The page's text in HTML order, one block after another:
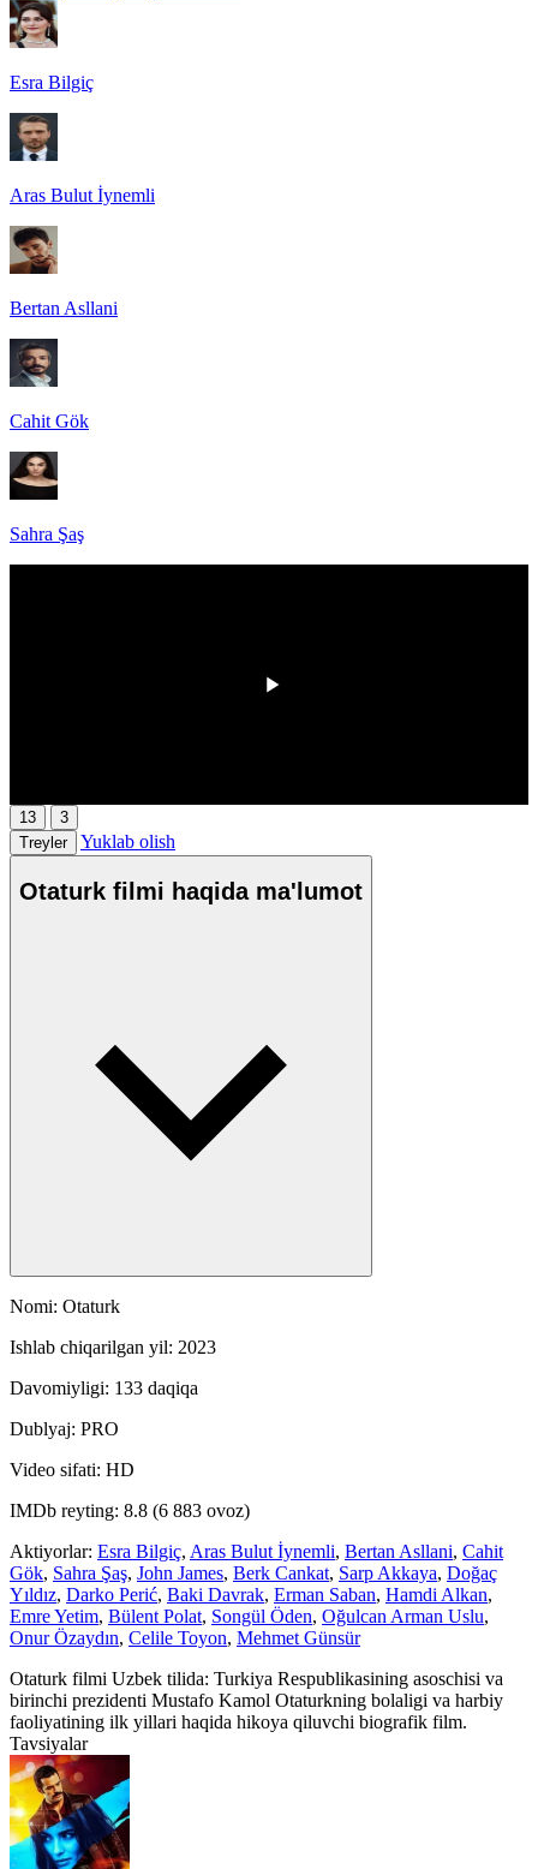
Esra Bilgiç
Aras Bulut İynemli
Bertan Asllani
Cahit Gök
Sahra Şaş
13
3
Treyler
Yuklab olish
Otaturk filmi haqida ma'lumot
Nomi: Otaturk
Ishlab chiqarilgan yil: 2023
Davomiyligi: 133 daqiqa
Dublyaj: PRO
Video sifati: HD
IMDb reyting: 8.8 (6 883 ovoz)
Aktiyorlar: Esra Bilgiç, Aras Bulut İynemli, Bertan Asllani, Cahit
Gök, Sahra Şaş, John James, Berk Cankat, Sarp Akkaya, Doğaç
Yıldız, Darko Perić, Baki Davrak, Erman Saban, Hamdi Alkan,
Emre Yetim, Bülent Polat, Songül Öden, Oğulcan Arman Uslu,
Onur Özaydın, Celile Toyon, Mehmet Günsür
Otaturk filmi Uzbek tilida: Turkiya Respublikasining asoschisi va
birinchi prezidenti Mustafo Kamol Otaturkning bolaligi va harbiy
faoliyatining ilk yillari haqida hikoya qiluvchi biografik film.
Tavsiyalar